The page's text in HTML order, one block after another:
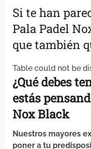
Si te han
Pala Padel
que también
Table could not be
¿Qué debes
estás
Nox Black
Nuestros mayores
poner a tu